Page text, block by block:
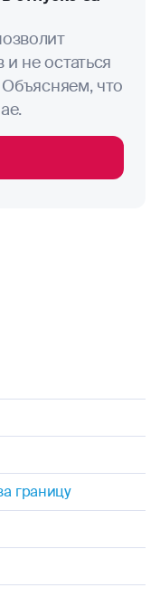
не остаться
что
границу